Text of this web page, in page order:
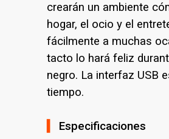
crearán un ambiente
hogar, el ocio y el
fácilmente a muchas
tacto lo hará feliz
negro. La interfaz USB
tiempo.
Especificaciones